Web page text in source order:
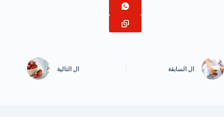
ال السابقة ال التالية